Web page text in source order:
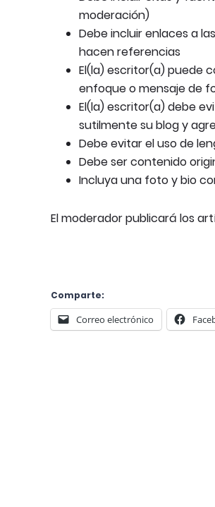
moderación)
Debe incluir enlaces a
hacen referencias
El(la) escritor(a) puede
enfoque o mensaje de
El(la) escritor(a) debe
sutilmente su blog y
Debe evitar el uso de
Debe ser contenido
Incluya una foto y bio
El moderador publicará los
Comparte:
Correo electrónico